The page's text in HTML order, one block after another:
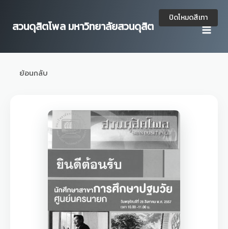
content
สวนดุสิตโพล มหาวิทยาลัยสวนดุสิต
ย้อนกลับ
ปิดโหมดสีเทา